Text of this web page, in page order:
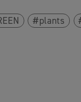
plants